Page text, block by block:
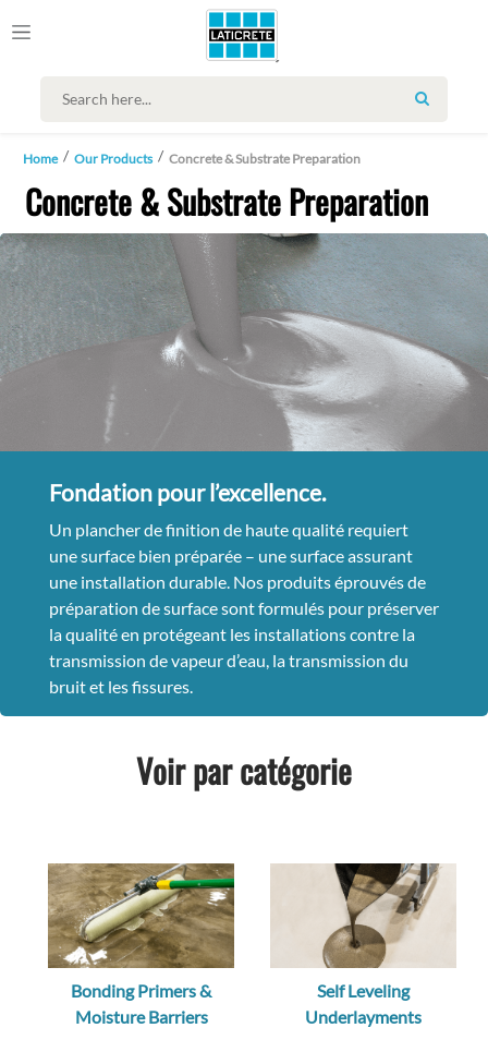
SEARCH
Home Our Products Concrete & Substrate Preparation
Concrete & Substrate Preparation
Fondation pour l’excellence.
Un plancher de finition de haute qualité requiert
une surface bien préparée – une surface assurant
une installation durable. Nos produits éprouvés de
préparation de surface sont formulés pour préserver
la qualité en protégeant les installations contre la
transmission de vapeur d’eau, la transmission du
bruit et les fissures.
Voir par catégorie
Bonding Primers &
Moisture Barriers
Self Leveling
Underlayments